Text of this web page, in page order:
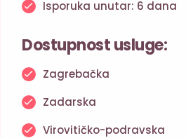
Isporuka unutar: 6 dana
Dostupnost usluge:
Zagrebačka
Zadarska
Virovitičko-podravska